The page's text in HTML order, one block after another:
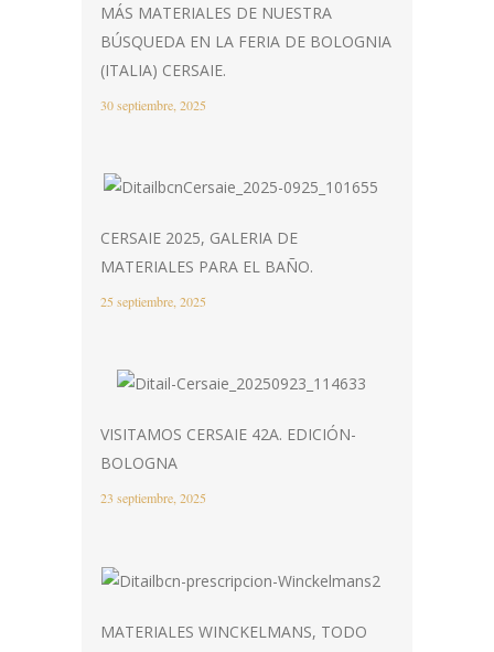
MÁS MATERIALES DE NUESTRA
BÚSQUEDA EN LA FERIA DE BOLOGNIA
(ITALIA) CERSAIE.
30 septiembre, 2025
CERSAIE 2025, GALERIA DE
MATERIALES PARA EL BAÑO.
25 septiembre, 2025
VISITAMOS CERSAIE 42A. EDICIÓN-
BOLOGNA
23 septiembre, 2025
MATERIALES WINCKELMANS, TODO